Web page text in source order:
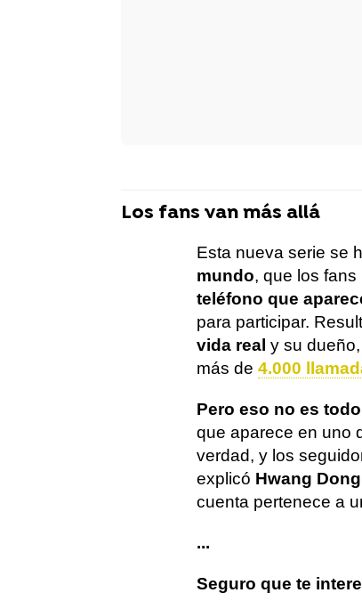
Los fans van más allá
Esta nueva serie se
mundo, que los
teléfono que
para participar.
vida real y su
más de 4.000
Pero eso no es todo
que aparece en uno
verdad, y los
explicó Hwang
cuenta pertenece a
...
Seguro que te